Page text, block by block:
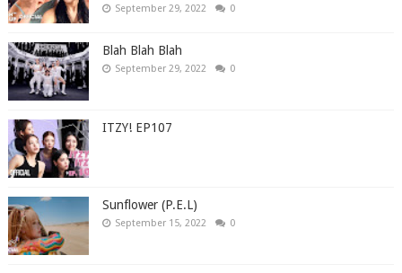
September 29, 2022 0
Blah Blah Blah
September 29, 2022 0
ITZY! EP107
Sunflower (P.E.L)
September 15, 2022 0